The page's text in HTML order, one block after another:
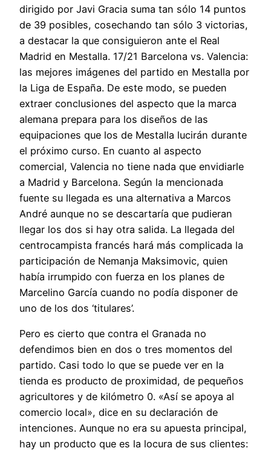
dirigido por Javi Gracia suma tan sólo 14 puntos
de 39 posibles, cosechando tan sólo 3 victorias,
a destacar la que consiguieron ante el Real
Madrid en Mestalla. 17/21 Barcelona vs. Valencia:
las mejores imágenes del partido en Mestalla por
la Liga de España. De este modo, se pueden
extraer conclusiones del aspecto que la marca
alemana prepara para los diseños de las
equipaciones que los de Mestalla lucirán durante
el próximo curso. En cuanto al aspecto
comercial, Valencia no tiene nada que envidiarle
a Madrid y Barcelona. Según la mencionada
fuente su llegada es una alternativa a Marcos
André aunque no se descartaría que pudieran
llegar los dos si hay otra salida. La llegada del
centrocampista francés hará más complicada la
participación de Nemanja Maksimovic, quien
había irrumpido con fuerza en los planes de
Marcelino García cuando no podía disponer de
uno de los dos ‘titulares’.
Pero es cierto que contra el Granada no
defendimos bien en dos o tres momentos del
partido. Casi todo lo que se puede ver en la
tienda es producto de proximidad, de pequeños
agricultores y de kilómetro 0. «Así se apoya al
comercio local», dice en su declaración de
intenciones. Aunque no era su apuesta principal,
hay un producto que es la locura de sus clientes: